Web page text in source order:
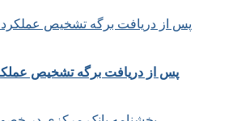
پس از دریافت برگه تشخیص